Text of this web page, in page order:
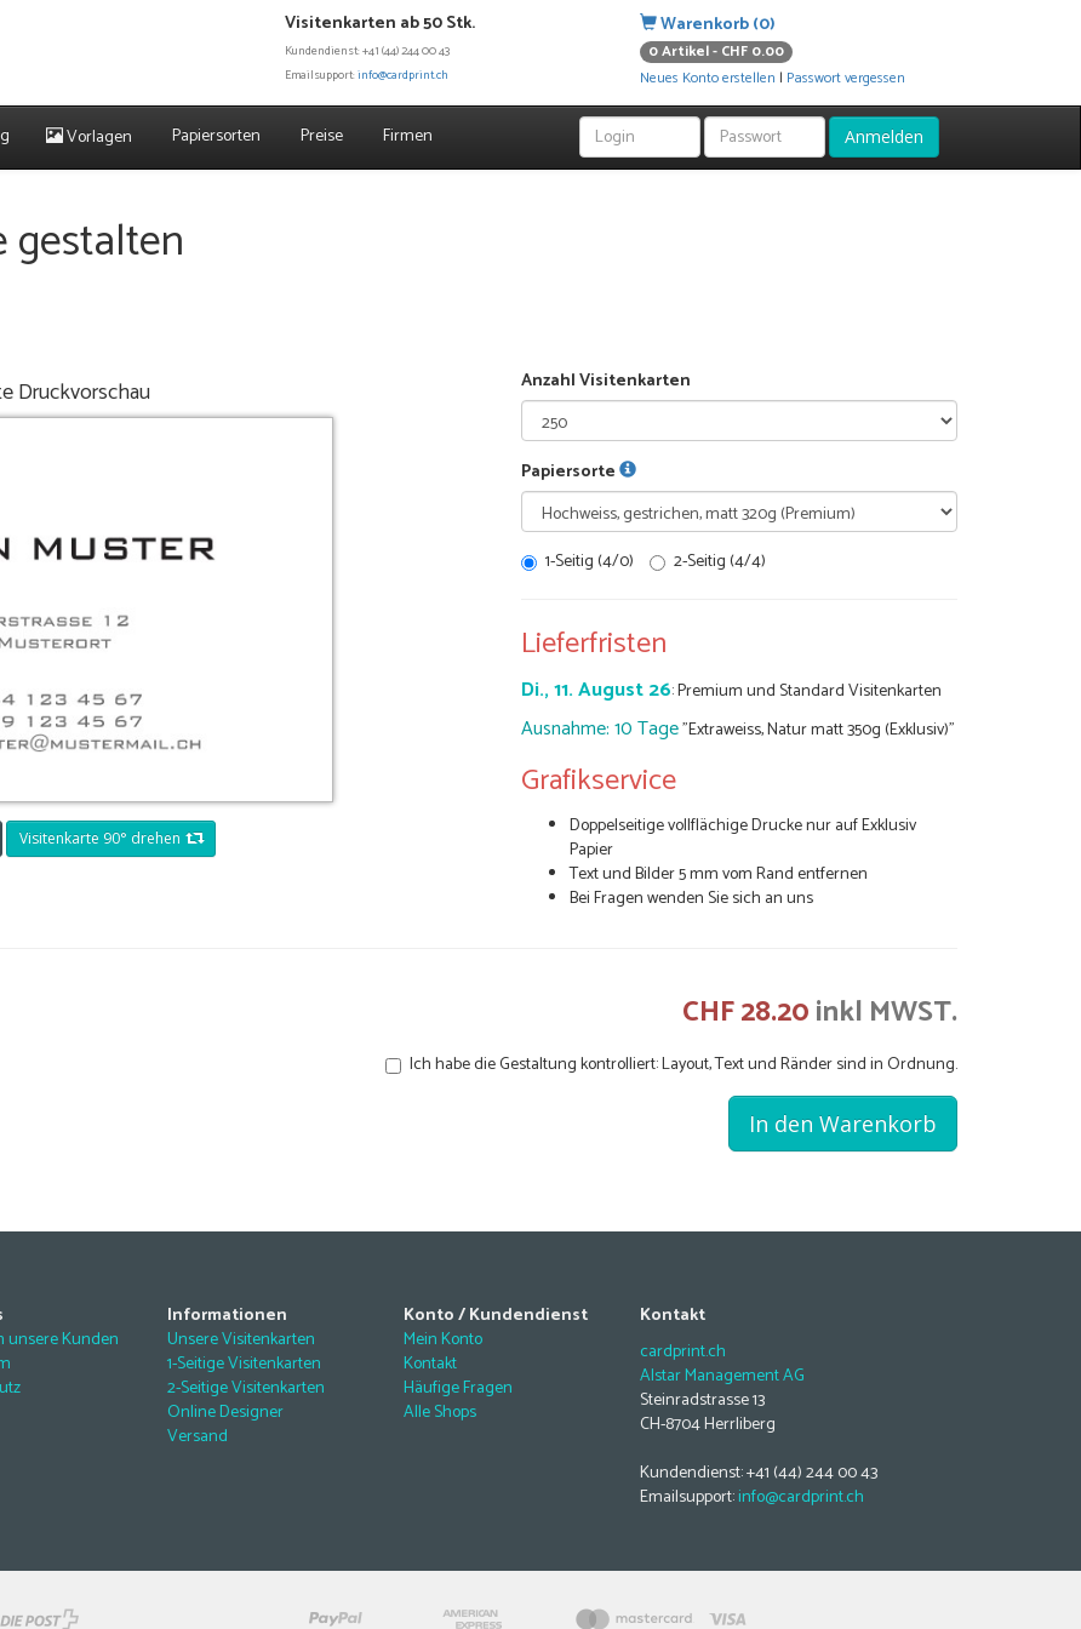
Visitenkarten ab 50 Stk.
Kundendienst: +41 (44) 244 00 43
Emailsupport:info@cardprint.ch
Warenkorb (0)
0 Artikel - CHF 0.00
Neues Konto erstellen | Passwort vergessen
Vorlagen Papiersorten Preise Firmen Anmelden
gestalten
Druckvorschau
Visitenkarte 90° drehen
Anzahl Visitenkarten
Papiersorte
1-Seitig (4/0) 2-Seitig (4/4)
Lieferfristen
Di., 11. August 26: Premium und Standard Visitenkarten
Ausnahme: 10 Tage"Extraweiss, Natur matt 350g (Exklusiv)"
Grafikservice
Doppelseitige vollflächige Drucke nur auf Exklusiv
Papier
Text und Bilder 5 mm vom Rand entfernen
Bei Fragen wenden Sie sich an uns
CHF 28.20inkl MWST.
Ich habe die Gestaltung kontrolliert: Layout, Text und Ränder sind in Ordnung.
In den Warenkorb
unsere Kunden
Informationen
Unsere Visitenkarten
1-Seitige Visitenkarten
2-Seitige Visitenkarten
Online Designer
Versand
Konto / Kundendienst
Mein Konto
Kontakt
Häufige Fragen
Alle Shops
Kontakt
cardprint.ch
Alstar Management AG
Steinradstrasse 13
CH-8704 Herrliberg
Kundendienst: +41 (44) 244 00 43
Emailsupport:info@cardprint.ch